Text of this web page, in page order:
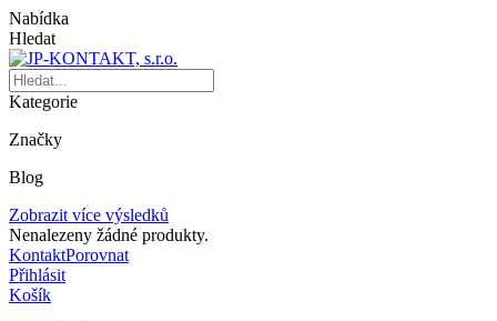
Nabídka
Hledat
Kategorie
Značky
Blog
Zobrazit více výsledků
Nenalezeny žádné produkty.
KontaktPorovnat
Přihlásit
Košík